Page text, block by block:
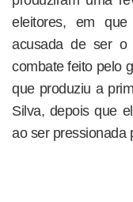
eleitores, em
acusada de ser o
combate feito pelo
que produziu a
Silva, depois que
ao ser pressionada